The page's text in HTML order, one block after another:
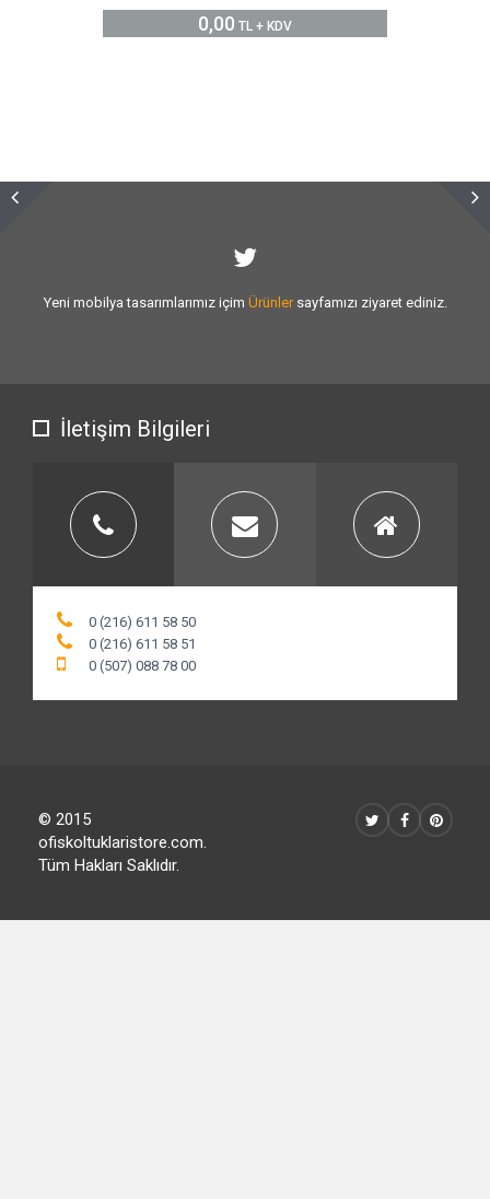
0,00 TL + KDV
Sizlere vermiş olduğumuzhizmet kalitesiniartırmak için var gücümüzle
İletişim Bilgileri
0 (216) 611 58 50
0 (216) 611 58 51
0 (507) 088 78 00
© 2015
ofiskoltuklaristore.com.
Tüm Hakları Saklıdır.